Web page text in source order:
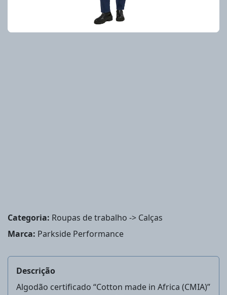
Categoria: Roupas de trabalho -> Calças
Marca: Parkside Performance
Descrição
Algodão certificado “Cotton made in Africa (CMIA)”